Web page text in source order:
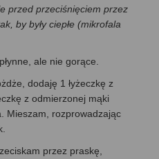
przed przeciśnięciem przez
by były ciepłe (mikrofala
ale nie gorące.
dodaję 1 łyżeczkę z
z odmierzonej mąki
Mieszam, rozprowadzając
przez praskę,